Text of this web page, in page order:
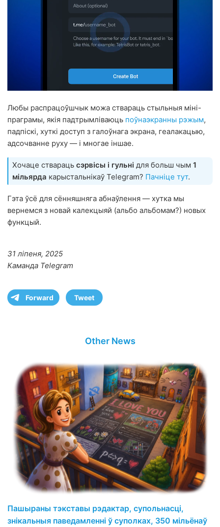
Любы распрацоўшчык можа ствараць стыльныя міні-
праграмы, якія падтрымліваюць поўнаэкранны рэжым,
падпіскі, хуткі доступ з галоўнага экрана, геалакацыю,
адсочванне руху — і многае іншае.
Хочаце ствараць сэрвісы і гульні для больш чым 1
мільярда карыстальнікаў Telegram? Пачніце тут.
Гэта ўсё для сённяшняга абнаўлення — хутка мы
вернемся з новай калекцыяй (альбо альбомам?) новых
функцый.
31 ліпеня, 2025
Каманда Telegram
Forward Tweet
Other News
Пашыраны тэкставы рэдактар, супольнасці,
знікальныя паведамленні ў суполках, 350 мільёнаў